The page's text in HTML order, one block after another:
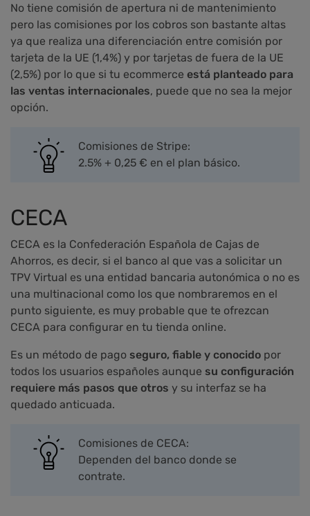
No tiene comisión de apertura ni de mantenimiento
pero las comisiones por los cobros son bastante altas
ya que realiza una diferenciación entre comisión por
tarjeta de la UE (1,4%) y por tarjetas de fuera de la UE
(2,5%) por lo que si tu ecommerce está planteado para
las ventas internacionales, puede que no sea la mejor
opción.
Comisiones de Stripe:
2.5% + 0,25 € en el plan básico.
CECA
CECA es la Confederación Española de Cajas de
Ahorros, es decir, si el banco al que vas a solicitar un
TPV Virtual es una entidad bancaria autonómica o no es
una multinacional como los que nombraremos en el
punto siguiente, es muy probable que te ofrezcan
CECA para configurar en tu tienda online.
Es un método de pago seguro, fiable y conocido por
todos los usuarios españoles aunque su configuración
requiere más pasos que otros y su interfaz se ha
quedado anticuada.
Comisiones de CECA:
Dependen del banco donde se
contrate.